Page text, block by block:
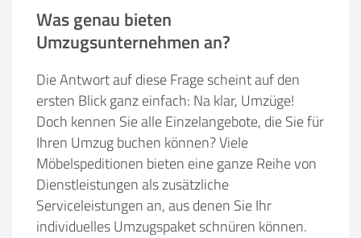
Was genau bieten
Umzugsunternehmen an?
Die Antwort auf diese Frage scheint auf den
ersten Blick ganz einfach: Na klar, Umzüge!
Doch kennen Sie alle Einzelangebote, die Sie für
Ihren Umzug buchen können? Viele
Möbelspeditionen bieten eine ganze Reihe von
Dienstleistungen als zusätzliche
Serviceleistungen an, aus denen Sie Ihr
individuelles Umzugspaket schnüren können.